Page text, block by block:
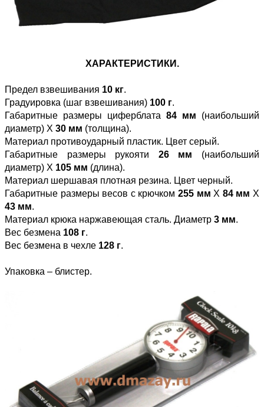
ХАРАКТЕРИСТИКИ.
Предел взвешивания 10 кг.
Градуировка (шаг взвешивания) 100 г.
Габаритные размеры циферблата 84 мм (наибольший
диаметр) Х 30 мм (толщина).
Материал противоударный пластик. Цвет серый.
Габаритные размеры рукояти 26 мм (наибольший
диаметр) Х 105 мм (длина).
Материал шершавая плотная резина. Цвет черный.
Габаритные размеры весов с крючком 255 мм Х 84 мм Х
43 мм.
Материал крюка наржавеющая сталь. Диаметр 3 мм.
Вес безмена 108 г.
Вес безмена в чехле 128 г.
Упаковка – блистер.